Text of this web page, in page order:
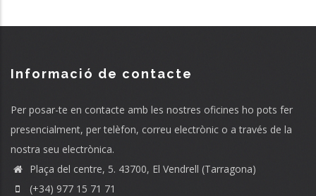
Informació de contacte
Per posar-te en contacte amb les nostres oficines ho pots fer
presencialment, per telèfon, correu electrònic o a través de la
nostra seu electrònica.
Plaça del centre, 5. 43700, El Vendrell (Tarragona)
(+34) 977 15 71 71